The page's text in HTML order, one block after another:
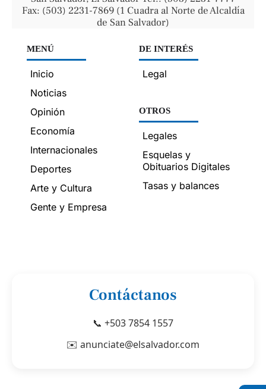
Fax: (503) 2231-7869 (1 Cuadra al Norte de Alcaldía
de San Salvador)
MENÚ
Inicio
Noticias
Opinión
Economía
Internacionales
Deportes
Arte y Cultura
Gente y Empresa
DE INTERÉS
Legal
OTROS
Legales
Esquelas y
Obituarios Digitales
Tasas y balances
Contáctanos
📞 +503 7854 1557
✉️ anunciate@elsalvador.com